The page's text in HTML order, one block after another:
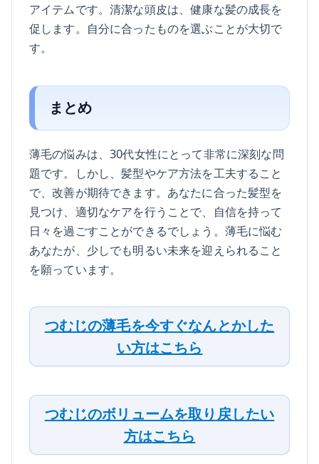
アイテムです。清潔な頭皮は、健康な髪の成長を
促します。自分に合ったものを選ぶことが大切で
す。
まとめ
薄毛の悩みは、30代女性にとって非常に深刻な問
題です。しかし、髪型やケア方法を工夫すること
で、改善が期待できます。あなたに合った髪型を
見つけ、適切なケアを行うことで、自信を持って
日々を過ごすことができるでしょう。薄毛に悩む
あなたが、少しでも明るい未来を迎えられること
を願っています。
つむじの薄毛を今すぐなんとかした
い方はこちら
つむじのボリュームを取り戻したい
方はこちら